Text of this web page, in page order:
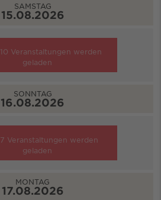
SAMSTAG
15.08.2026
10 Veranstaltungen werden
geladen
SONNTAG
16.08.2026
7 Veranstaltungen werden
geladen
MONTAG
17.08.2026